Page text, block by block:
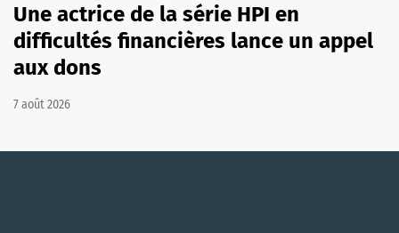
Une actrice de la série HPI en
difficultés financières lance un appel
aux dons
7 août 2026